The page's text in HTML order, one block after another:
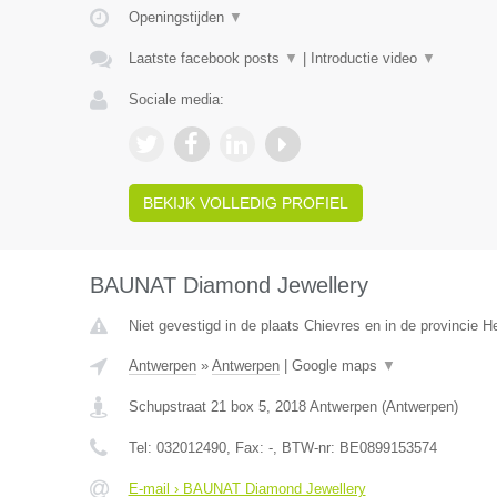
Openingstijden ▼
Laatste facebook posts ▼ Introductie video ▼
Sociale media:
BEKIJK VOLLEDIG PROFIEL
BAUNAT Diamond Jewellery
Niet gevestigd in de plaats Chievres en in de provincie
Antwerpen» Antwerpen| Google maps ▼
Schupstraat 21 box 5, 2018 Antwerpen(Antwerpen)
Tel: 032012490, Fax: -, BTW-nr: BE0899153574
E-mail › BAUNAT Diamond Jewellery